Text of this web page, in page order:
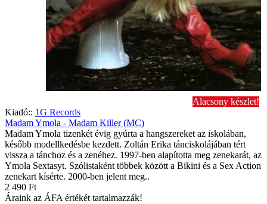
Alacsony készlet!
Kiadó:: 1G Records
Madam Ymola - Madam Killer (MC)
Madam Ymola tizenkét évig gyúrta a hangszereket az iskolában,
később modellkedésbe kezdett. Zoltán Erika tánciskolájában tért
vissza a tánchoz és a zenéhez. 1997-ben alapította meg zenekarát, az
Ymola Sextasyt. Szólistaként többek között a Bikini és a Sex Action
zenekart kísérte. 2000-ben jelent meg..
2 490 Ft
Áraink az ÁFA értékét tartalmazzák!